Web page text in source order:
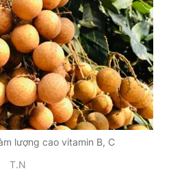
lượng cao vitamin B, C
T.N